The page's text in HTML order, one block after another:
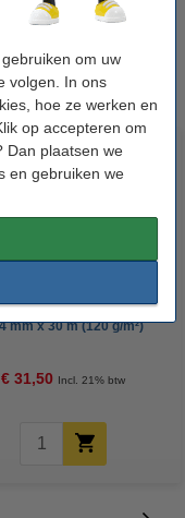
om uw
volgen. In ons
hoe ze werken en
op accepteren om
Dan plaatsen we
en gebruiken we
Matt Coated paper roll
mm x 30 m (120 g/m²)
€ 31,50 Incl. 21% btw